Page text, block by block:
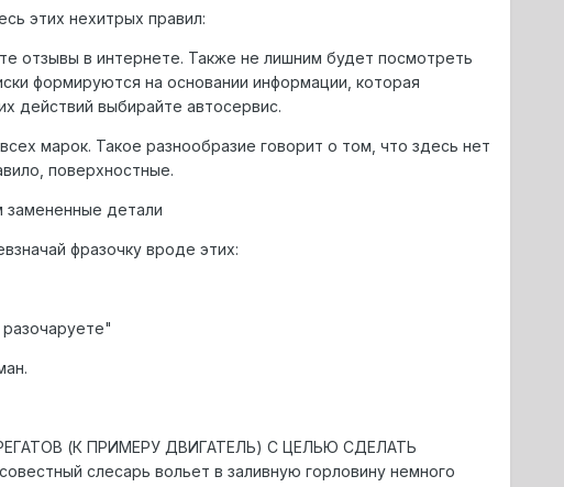
этих нехитрых правил:
отзывы в интернете. Также не лишним будет посмотреть
формируются на основании информации, которая
действий выбирайте автосервис.
марок. Такое разнообразие говорит о том, что здесь нет
поверхностные.
замененные детали
фразочку вроде этих:
(К ПРИМЕРУ ДВИГАТЕЛЬ) С ЦЕЛЬЮ СДЕЛАТЬ
слесарь вольет в заливную горловину немного